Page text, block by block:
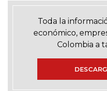
Toda la
económico,
Colombia a